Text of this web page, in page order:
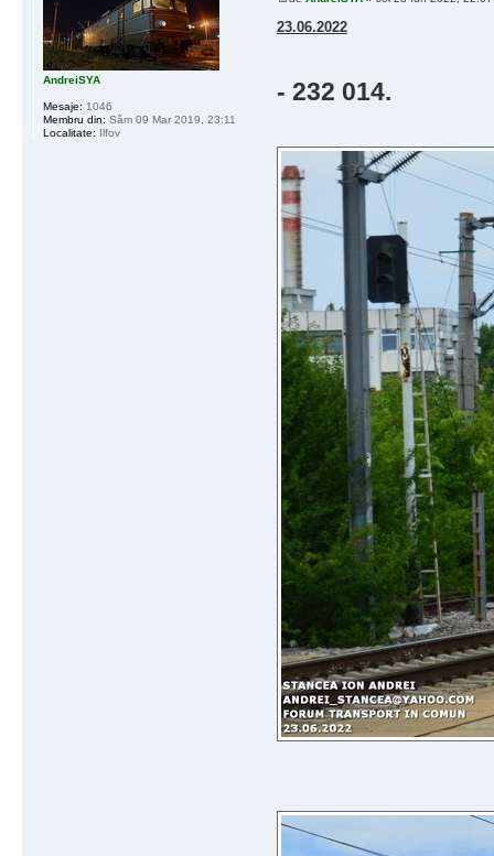
23.06.2022
- 232 014.
AndreiSYA
Mesaje: 1046
Membru din: Sâm 09 Mar 2019, 23:11
Localitate: Ilfov